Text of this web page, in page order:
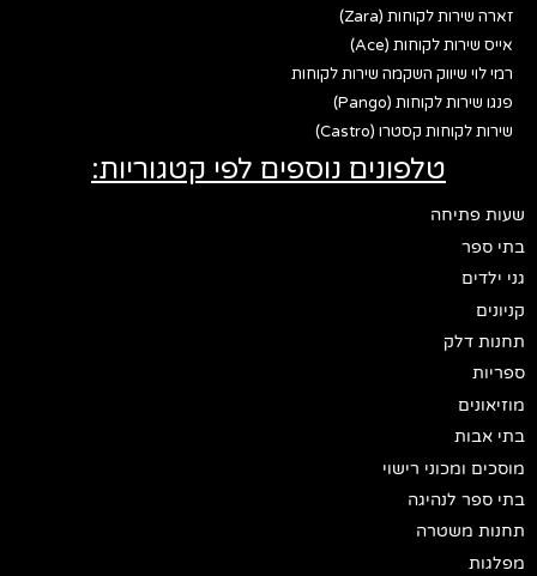
זארה שירות לקוחות (Zara)
אייס שירות לקוחות (Ace)
רמי לוי שיווק השקמה שירות לקוחות
פנגו שירות לקוחות (Pango)
שירות לקוחות קסטרו (Castro)
טלפונים נוספים לפי קטגוריות:
שעות פתיחה
בתי ספר
גני ילדים
קניונים
תחנות דלק
ספריות
מוזיאונים
בתי אבות
מוסכים ומכוני רישוי
בתי ספר לנהיגה
תחנות משטרה
מפלגות